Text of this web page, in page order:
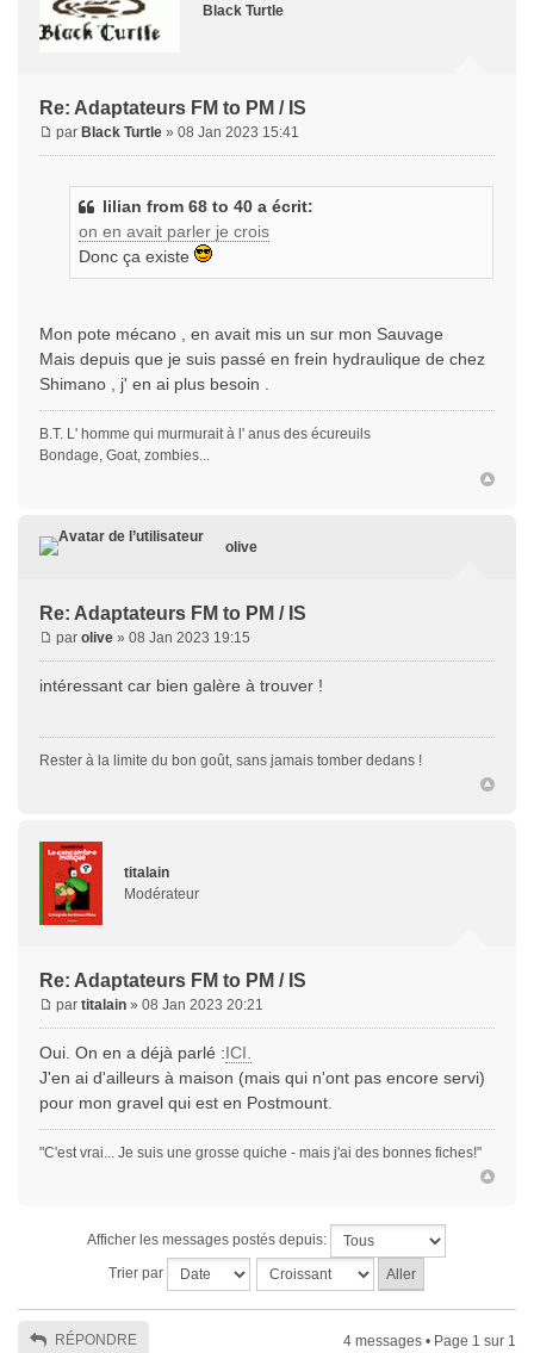
Black Turtle
Re: Adaptateurs FM to PM / IS
par Black Turtle » 08 Jan 2023 15:41
lilian from 68 to 40 a écrit:
on en avait parler je crois
Donc ça existe
Mon pote mécano , en avait mis un sur mon Sauvage
Mais depuis que je suis passé en frein hydraulique de chez
Shimano , j' en ai plus besoin .
B.T. L' homme qui murmurait à l' anus des écureuils
Bondage, Goat, zombies...
olive
Re: Adaptateurs FM to PM / IS
par olive » 08 Jan 2023 19:15
intéressant car bien galère à trouver !
Rester à la limite du bon goût, sans jamais tomber dedans !
titalain
Modérateur
Re: Adaptateurs FM to PM / IS
par titalain » 08 Jan 2023 20:21
Oui. On en a déjà parlé :ICI.
J'en ai d'ailleurs à maison (mais qui n'ont pas encore servi)
pour mon gravel qui est en Postmount.
"C'est vrai... Je suis une grosse quiche - mais j'ai des bonnes fiches!"
Afficher les messages postés depuis:
Trier par
RÉPONDRE 4 messages • Page 1 sur 1